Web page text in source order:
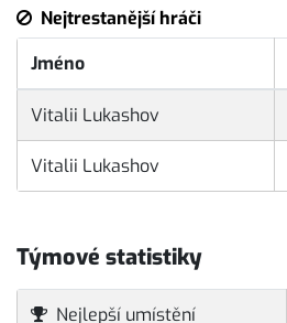
Nejtrestanější hráči
Jméno
Vitalii Lukashov
Vitalii Lukashov
Týmové statistiky
Nejlepší umístění